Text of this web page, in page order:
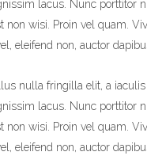
lacus. Nunc porttitor
wisi. Proin vel quam.
eleifend non, auctor
nulla fringilla elit, a
lacus. Nunc porttitor
wisi. Proin vel quam.
eleifend non, auctor